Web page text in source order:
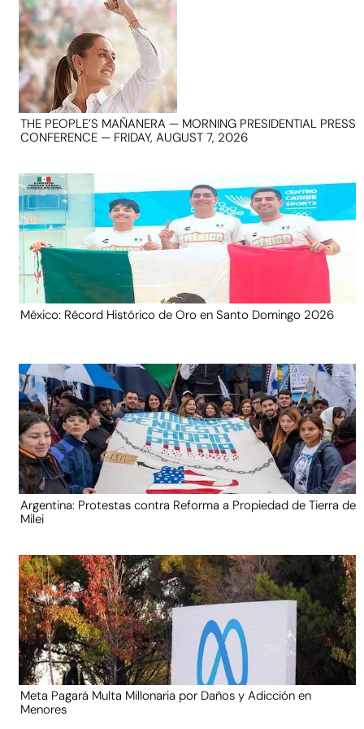
THE PEOPLE’S MAÑANERA — MORNING PRESIDENTIAL PRESS
CONFERENCE — FRIDAY, AUGUST 7, 2026
México: Récord Histórico de Oro en Santo Domingo 2026
Argentina: Protestas contra Reforma a Propiedad de Tierra de
Milei
Meta Pagará Multa Millonaria por Daños y Adicción en
Menores